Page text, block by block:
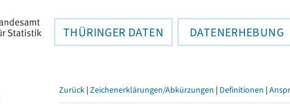
THÜRINGER DATEN DATENERHEBUNG
Zurück | Zeichenerklärungen/Abkürzungen | Definitionen |